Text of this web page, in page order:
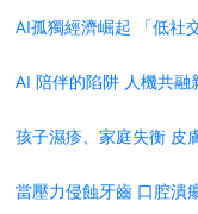
AI孤獨經濟崛起 「低社
AI 陪伴的陷阱 人機共融
孩子濕疹、家庭失衡 皮
當壓力侵蝕牙